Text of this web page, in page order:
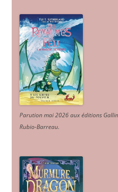
Parution mai 2026 aux éditions
Rubio-Barreau.